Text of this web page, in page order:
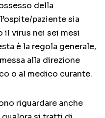
della
paziente sia
virus nei sei mesi
è la regola generale,
alla direzione
o al medico curante.
riguardare anche